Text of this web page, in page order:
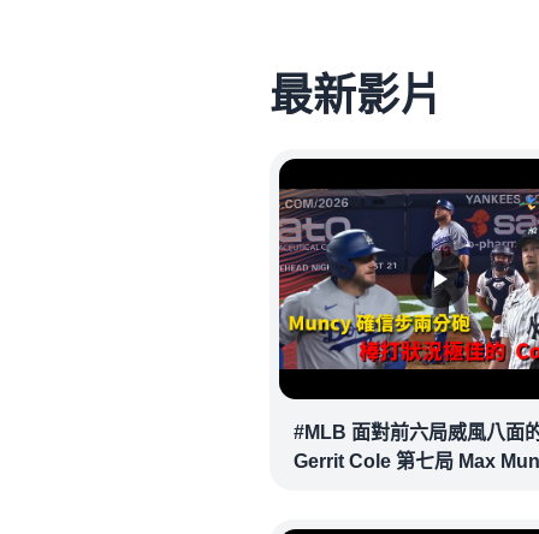
最新影片
#MLB 面對前六局威風八面
Gerrit Cole 第七局 Max